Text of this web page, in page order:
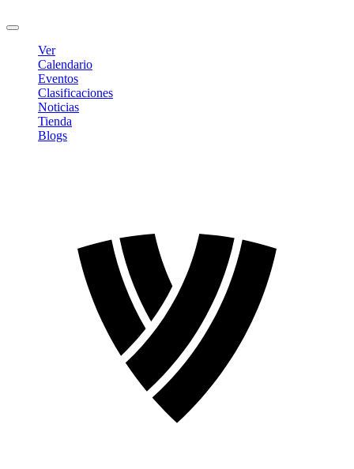
Ver
Calendario
Eventos
Clasificaciones
Noticias
Tienda
Blogs